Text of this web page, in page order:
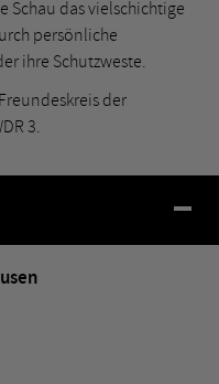
Schau das vielschichtige
persönliche
ihre Schutzweste.
der
3.